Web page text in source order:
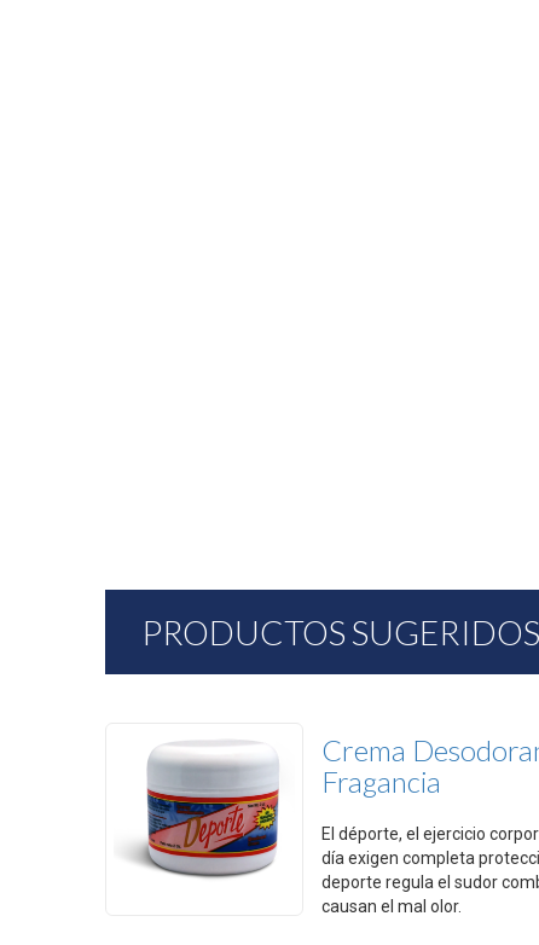
PRODUCTOS SUGERIDOS
Crema
Fragancia
El déporte, el ejercicio
día exigen completa
deporte regula el sudor
causan el mal olor.